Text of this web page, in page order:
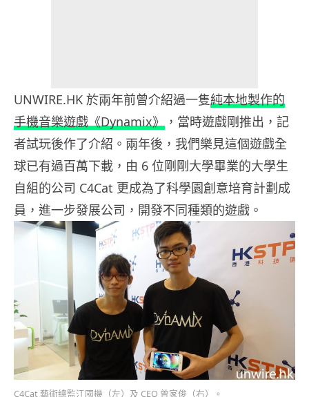
UNWIRE.HK 於兩年前曾介紹過一隻純本地製作的
手機音樂遊戲《Dynamix》 ，當時遊戲剛推出，記
者試玩後作了介紹。兩年後，我們樂見這個遊戲全
球已有過百萬下載，由 6 位剛剛大學畢業的大學生
自組的公司 C4Cat 更成為了科學園創意培育計劃成
員，進一步發展公司，開發不同種類的遊戲。
C4Cat 藝術總監江國機（左）及 CEO 曾家俊（右）。